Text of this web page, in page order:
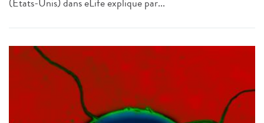
(Etats-Unis) dans eLife explique par...